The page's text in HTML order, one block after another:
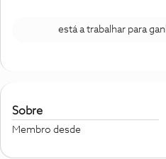
está a trabalhar para
Sobre
Membro desde